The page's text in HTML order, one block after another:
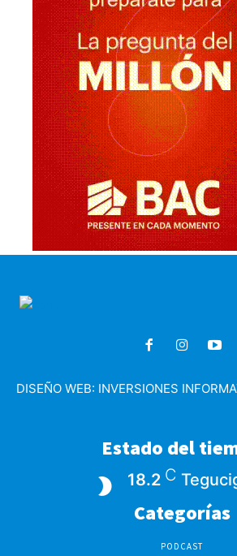
DISEÑO WEB: INVERSIONES
Estado del
18.2 C
Categorías
PODCAST